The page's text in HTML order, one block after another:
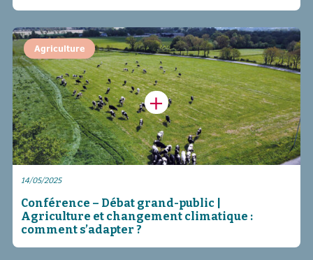
Agriculture
14/05/2025
Conférence – Débat grand-public |
Agriculture et changement climatique :
comment s’adapter ?